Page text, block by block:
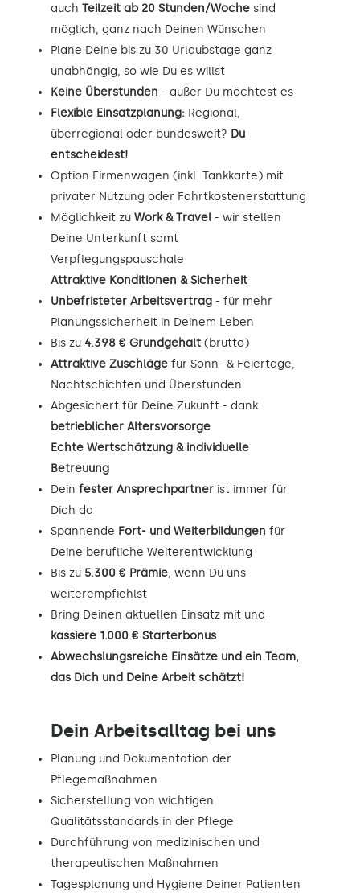
auch Teilzeit ab 20 Stunden/Woche sind
möglich, ganz nach Deinen Wünschen
Plane Deine bis zu 30 Urlaubstage ganz
unabhängig, so wie Du es willst
Keine Überstunden - außer Du möchtest es
Flexible Einsatzplanung: Regional,
überregional oder bundesweit? Du
entscheidest!
Option Firmenwagen (inkl. Tankkarte) mit
privater Nutzung oder Fahrtkostenerstattung
Möglichkeit zu Work & Travel - wir stellen
Deine Unterkunft samt
Verpflegungspauschale
Attraktive Konditionen & Sicherheit
Unbefristeter Arbeitsvertrag - für mehr
Planungssicherheit in Deinem Leben
Bis zu 4.398 € Grundgehalt (brutto)
Attraktive Zuschläge für Sonn- & Feiertage,
Nachtschichten und Überstunden
Abgesichert für Deine Zukunft - dank
betrieblicher Altersvorsorge
Echte Wertschätzung & individuelle
Betreuung
Dein fester Ansprechpartner ist immer für
Dich da
Spannende Fort- und Weiterbildungen für
Deine berufliche Weiterentwicklung
Bis zu 5.300 € Prämie, wenn Du uns
weiterempfiehlst
Bring Deinen aktuellen Einsatz mit und
kassiere 1.000 € Starterbonus
Abwechslungsreiche Einsätze und ein Team,
das Dich und Deine Arbeit schätzt!
Dein Arbeitsalltag bei uns
Planung und Dokumentation der
Pflegemaßnahmen
Sicherstellung von wichtigen
Qualitätsstandards in der Pflege
Durchführung von medizinischen und
therapeutischen Maßnahmen
Tagesplanung und Hygiene Deiner Patienten